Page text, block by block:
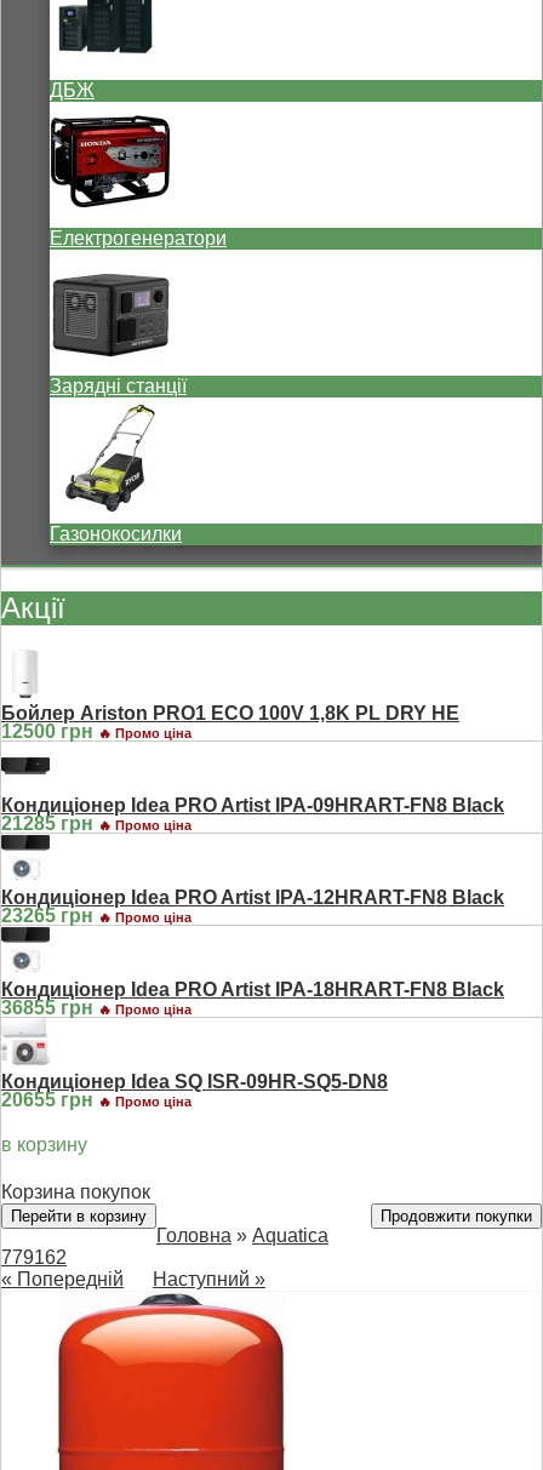
ДБЖ
Електрогенератори
Зарядні станції
Газонокосилки
Акції
Бойлер Ariston PRO1 ECO 100V 1,8K PL DRY HE
12500 грн 🔥 Промо ціна
Кондиціонер Idea PRO Artist IPA-09HRART-FN8 Black
21285 грн 🔥 Промо ціна
Кондиціонер Idea PRO Artist IPA-12HRART-FN8 Black
23265 грн 🔥 Промо ціна
Кондиціонер Idea PRO Artist IPA-18HRART-FN8 Black
36855 грн 🔥 Промо ціна
Кондиціонер Idea SQ ISR-09HR-SQ5-DN8
20655 грн 🔥 Промо ціна
в корзину
Корзина покупок
Перейти в корзину Продовжити покупки
Головна » Aquatica
779162
« Попередній
Наступний »